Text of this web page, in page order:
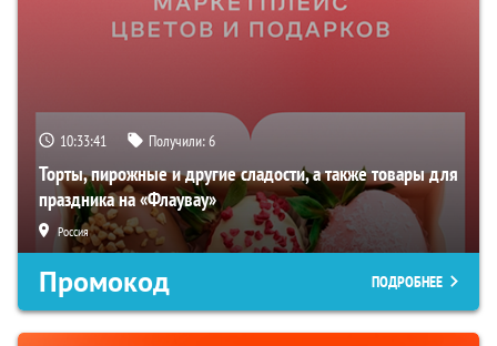
10:33:40 Получили:6
Торты, пирожные и другие сладости, а также товары для
праздника на «Флаувау»
Россия
Промокод ПОДРОБНЕЕ